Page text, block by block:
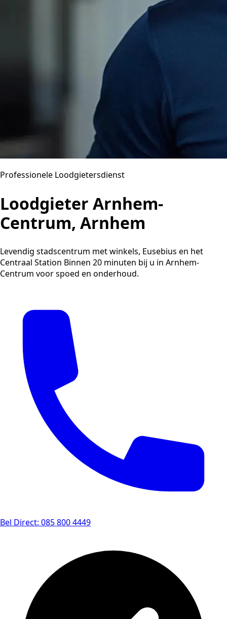
Professionele Loodgietersdienst
Loodgieter Arnhem-
Centrum, Arnhem
Levendig stadscentrum met winkels, Eusebius en het
Centraal Station Binnen 20 minuten bij u in Arnhem-
Centrum voor spoed en onderhoud.
Bel Direct: 085 800 4449